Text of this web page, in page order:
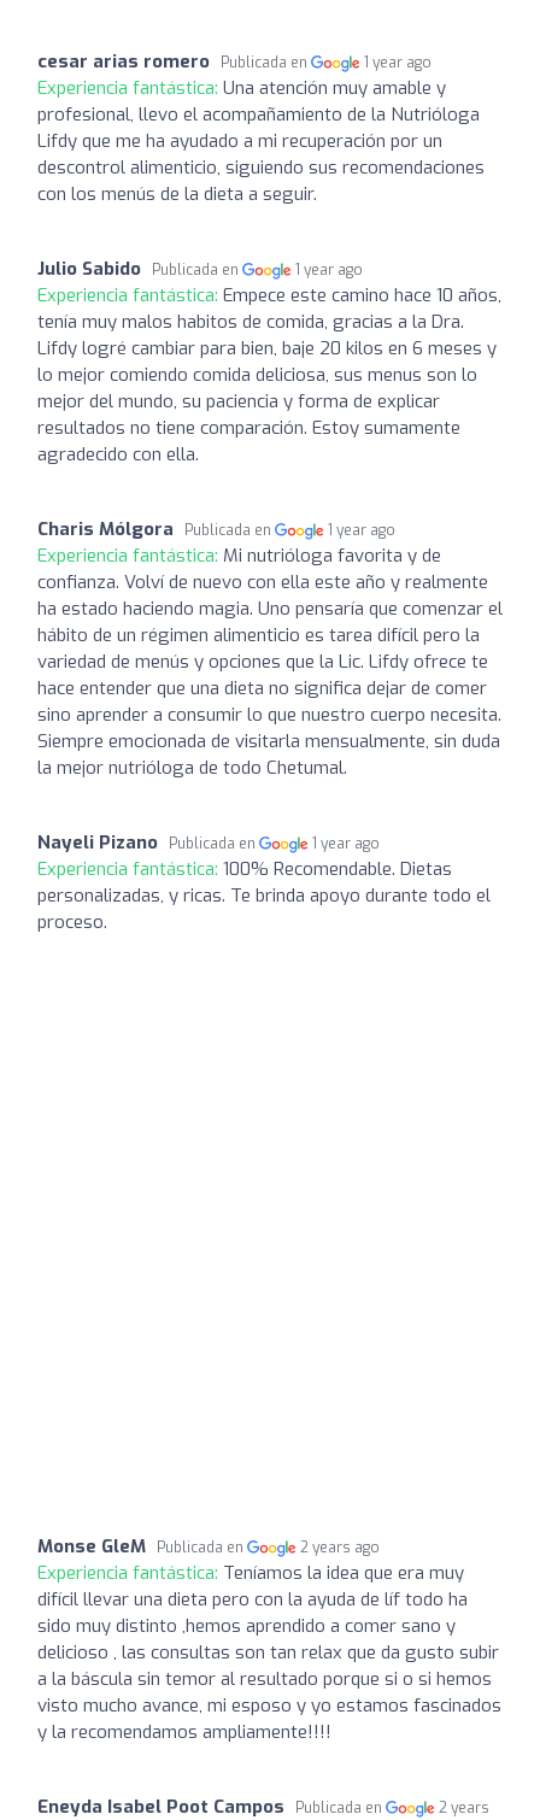
cesar arias romero Publicada en 1 year ago
Experiencia fantástica: Una atención muy amable y
profesional, llevo el acompañamiento de la Nutrióloga
Lifdy que me ha ayudado a mi recuperación por un
descontrol alimenticio, siguiendo sus recomendaciones
con los menús de la dieta a seguir.
Julio Sabido Publicada en 1 year ago
Experiencia fantástica: Empece este camino hace 10 años,
tenía muy malos habitos de comida, gracias a la Dra.
Lifdy logré cambiar para bien, baje 20 kilos en 6 meses y
lo mejor comiendo comida deliciosa, sus menus son lo
mejor del mundo, su paciencia y forma de explicar
resultados no tiene comparación. Estoy sumamente
agradecido con ella.
Charis Mólgora Publicada en 1 year ago
Experiencia fantástica: Mi nutrióloga favorita y de
confianza. Volví de nuevo con ella este año y realmente
ha estado haciendo magia. Uno pensaría que comenzar el
hábito de un régimen alimenticio es tarea difícil pero la
variedad de menús y opciones que la Lic. Lifdy ofrece te
hace entender que una dieta no significa dejar de comer
sino aprender a consumir lo que nuestro cuerpo necesita.
Siempre emocionada de visitarla mensualmente, sin duda
la mejor nutrióloga de todo Chetumal.
Nayeli Pizano Publicada en 1 year ago
Experiencia fantástica: 100% Recomendable. Dietas
personalizadas, y ricas. Te brinda apoyo durante todo el
proceso.
Monse GleM Publicada en 2 years ago
Experiencia fantástica: Teníamos la idea que era muy
difícil llevar una dieta pero con la ayuda de líf todo ha
sido muy distinto ,hemos aprendido a comer sano y
delicioso , las consultas son tan relax que da gusto subir
a la báscula sin temor al resultado porque si o si hemos
visto mucho avance, mi esposo y yo estamos fascinados
y la recomendamos ampliamente!!!!
Eneyda Isabel Poot Campos Publicada en
2 years